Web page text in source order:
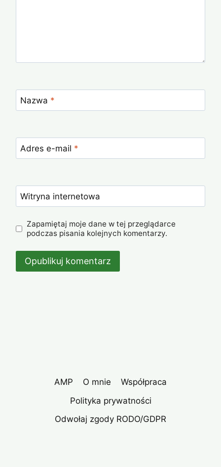
Nazwa *
Adres e-mail *
Witryna internetowa
Zapamiętaj moje dane w tej przeglądarce
podczas pisania kolejnych komentarzy.
AMP O mnie
Współpraca
Polityka prywatności
Odwołaj zgody RODO/GDPR